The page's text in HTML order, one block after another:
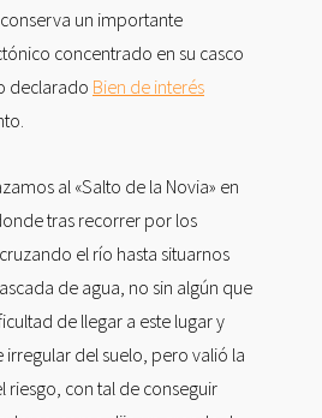
un importante
concentrado en su casco
declarado Bien de interés
al «Salto de la Novia» en
tras recorrer por los
el río hasta situarnos
de agua, no sin algún que
de llegar a este lugar y
del suelo, pero valió la
riesgo, con tal de conseguir